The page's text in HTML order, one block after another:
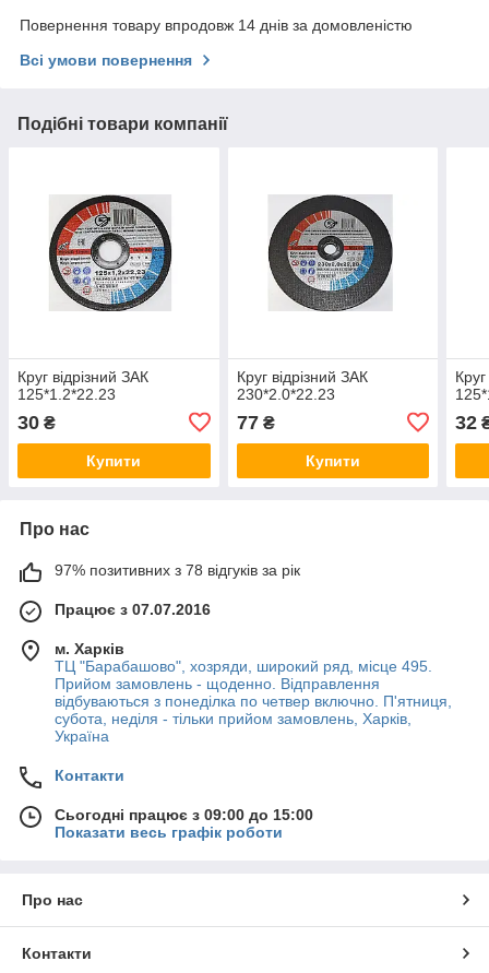
Повернення товару впродовж 14 днів за домовленістю
Всі умови повернення
Подібні товари компанії
Круг відрізний ЗАК
125*1.2*22.23
30 ₴
Купити
Круг відрізний ЗАК
230*2.0*22.23
77₴
Купити
32
Про нас
97% позитивних з 78 відгуків за рік
Працює з 07.07.2016
м. Харків
ТЦ "Барабашово", хозряди, широкий ряд, місце 495.
Прийом замовлень - щоденно. Відправлення
відбуваються з понеділка по четвер включно. П'ятниця,
субота, неділя - тільки прийом замовлень, Харків,
Україна
Контакти
Сьогодні працює з 09:00 до 15:00
Показати весь графік роботи
Про нас
Контакти